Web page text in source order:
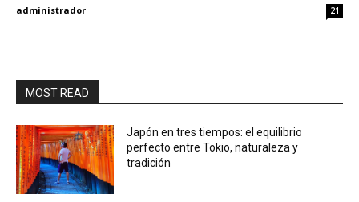
administrador 21
MOST READ
Japón en tres tiempos: el equilibrio
perfecto entre Tokio, naturaleza y
tradición